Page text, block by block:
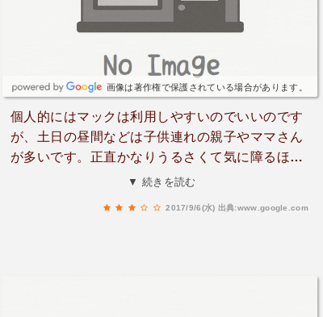
画像は著作権で保護されている場合があります。
個人的にはマックは利用しやすいのでいいのです
が、土日の昼間などは子供連れの親子やママさん
が多いです。正直かなりうるさくて気に障るほど
のときもよくありました。親も注意しないし、定
▼ 続きを読む
2017/9/6(水) 出典:www.google.com